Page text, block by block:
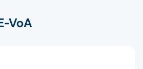
VoA